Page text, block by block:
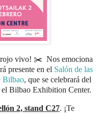
rojo vivo! ✂️ Nos emociona
presente en el Salón de las
Bilbao, que se celebrará del
el Bilbao Exhibition Center.
2, stand C27. ¡Te